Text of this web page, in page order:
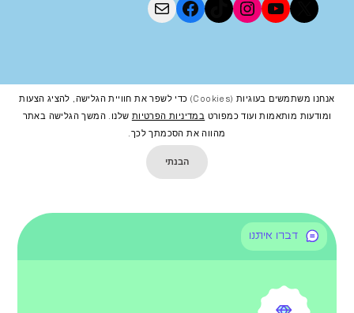
אנחנו משתמשים בעוגיות (cookies) כדי לשפר את חוויית הגלישה, להציג הצעות
ומודעות מותאמות ועוד כמפורט במדיניות הפרטיות שלנו. המשך הגלישה באתר
מהווה את הסכמתך לכך.
הבנתי
דברו איתנו